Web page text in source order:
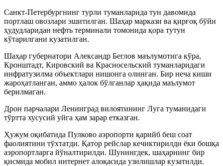
Санкт-Петербургнинг турли туманларида тун давомида
портлаш овозлари эшитилган. Шаҳар маркази ва қирғоқ бўйи
ҳудудларидан нефть терминали томонида қора тутун
кўтарилгани кузатилган.
Шаҳар губернатори Александр Беглов маълумотига кўра,
Кронштадт, Кировский ва Красносельский туманларидаги
инфратузилма объектлари нишонга олинган. Бир неча киши
жароҳатланган, аммо ҳалок бўлганлар ҳақида маълумот
берилмаган.
Дрон парчалари Ленинград вилоятининг Луга туманидаги
тўртта хусусий уйга ҳам зарар етказган.
Ҳужум оқибатида Пулково аэропорти қарийб беш соат
фаолиятини тўхтатди. Қатор рейслар кечиктирилди ёки бошқа
аэропортларга йўналтирилди. Шунингдек, шаҳарнинг бир
қисмида мобил интернет алоқасида узилишлар кузатилди.